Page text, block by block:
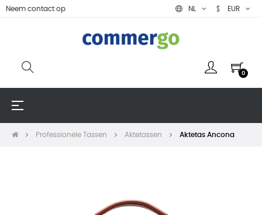
Neem contact op NL EUR
0
Toggle
☰
Professionele Tassen Aktetassen Aktetas Ancona